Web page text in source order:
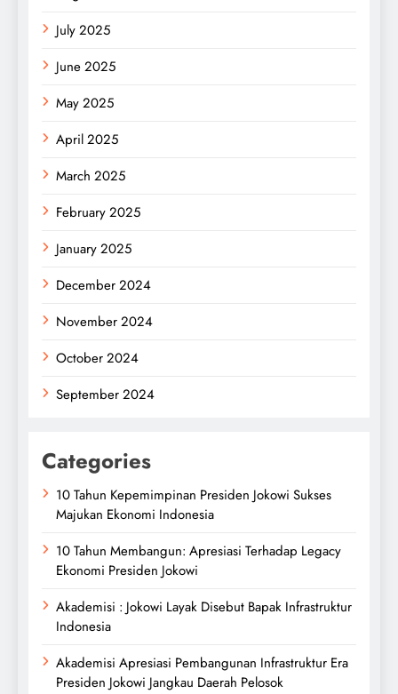
July 2025
June 2025
May 2025
April 2025
March 2025
February 2025
January 2025
December 2024
November 2024
October 2024
September 2024
Categories
10 Tahun Kepemimpinan Presiden Jokowi Sukses
Majukan Ekonomi Indonesia
10 Tahun Membangun: Apresiasi Terhadap Legacy
Ekonomi Presiden Jokowi
Akademisi : Jokowi Layak Disebut Bapak Infrastruktur
Indonesia
Akademisi Apresiasi Pembangunan Infrastruktur Era
Presiden Jokowi Jangkau Daerah Pelosok